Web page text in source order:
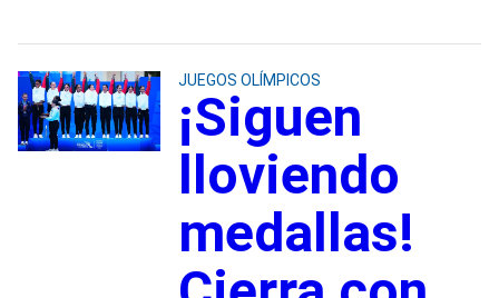
JUEGOS OLÍMPICOS
¡Siguen
lloviendo
medallas!